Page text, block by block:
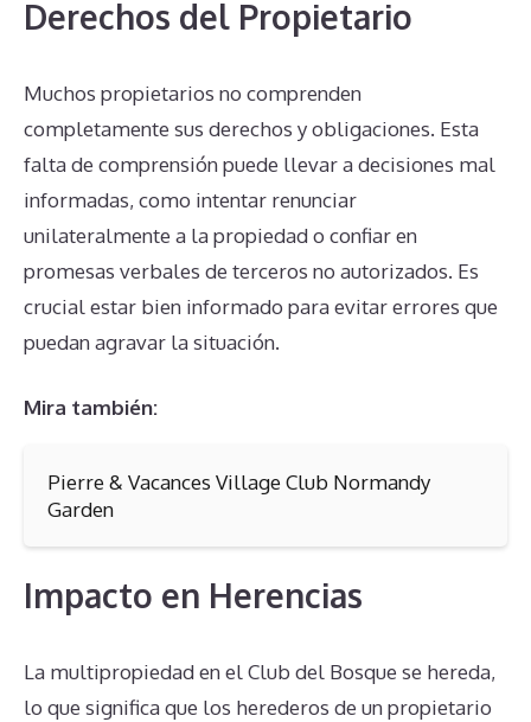
Derechos del Propietario
Muchos propietarios no comprenden
completamente sus derechos y obligaciones. Esta
falta de comprensión puede llevar a decisiones mal
informadas, como intentar renunciar
unilateralmente a la propiedad o confiar en
promesas verbales de terceros no autorizados. Es
crucial estar bien informado para evitar errores que
puedan agravar la situación.
Mira también:
Pierre & Vacances Village Club Normandy
Garden
Impacto en Herencias
La multipropiedad en el Club del Bosque se hereda,
lo que significa que los herederos de un propietario